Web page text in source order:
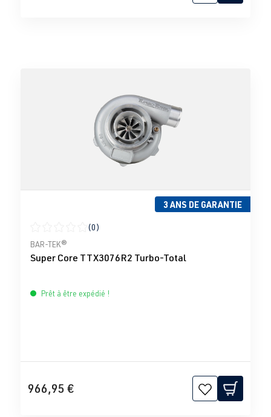
3 ANS DE GARANTIE
Note moyenne de 0 sur 5 étoiles
(0)
BAR-TEK®
Super Core TTX3076R2 Turbo-Total
Prêt à être expédié !
966,95 €